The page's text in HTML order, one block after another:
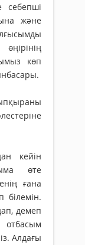
себепші
және
көп
кейін
өте
ғана
білемін.
демеп
отбасым
Алдағы